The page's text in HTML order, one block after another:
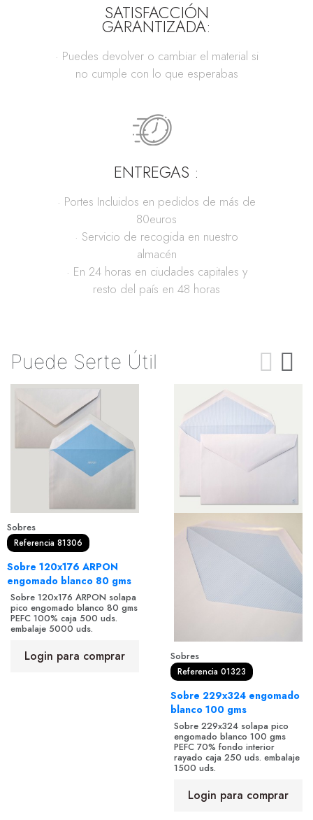
SATISFACCIÓN
GARANTIZADA:
· Puedes devolver o cambiar el material si
no cumple con lo que esperabas
ENTREGAS :
· Portes Incluidos en pedidos de más de
80euros
· Servicio de recogida en nuestro
almacén
· En 24 horas en ciudades capitales y
resto del país en 48 horas
Puede Serte Útil
Sobres
Referencia 81306
Sobre 120x176 ARPON
engomado blanco 80 gms
Sobre 120x176 ARPON solapa
pico engomado blanco 80 gms
PEFC 100% caja 500 uds.
embalaje 5000 uds.
Login para comprar Sobres
Referencia 01323
Sobre 229x324 engomado
blanco 100 gms
Sobre 229x324 solapa pico
engomado blanco 100 gms
PEFC 70% fondo interior
rayado caja 250 uds. embalaje
1500 uds.
Login para comprar